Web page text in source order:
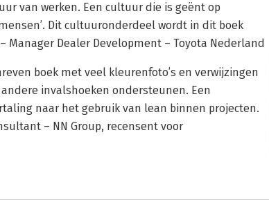
van werken. Een cultuur die is geënt op
Dit cultuuronderdeel wordt in dit boek
Manager Dealer Development – Toyota Nederland
boek met veel kleurenfoto’s en verwijzingen
invalshoeken ondersteunen. Een
naar het gebruik van lean binnen projecten.
– NN Group, recensent voor